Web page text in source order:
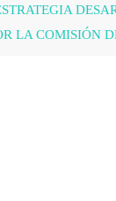
LA COMISIÓN